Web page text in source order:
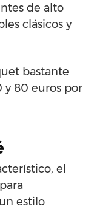
de alto
clásicos y
bastante
y 80 euros por
el
estilo